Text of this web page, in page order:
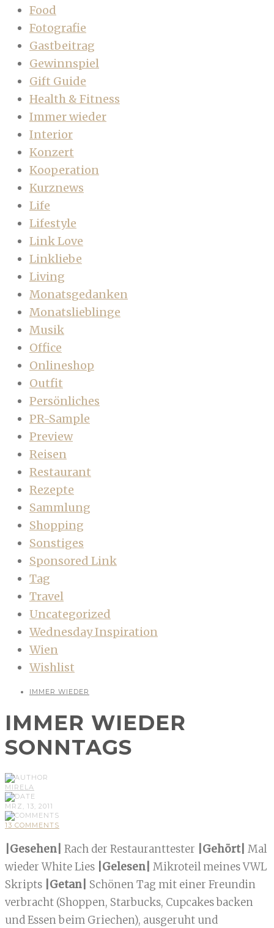
Food
Fotografie
Gastbeitrag
Gewinnspiel
Gift Guide
Health & Fitness
Immer wieder
Interior
Konzert
Kooperation
Kurznews
Life
Lifestyle
Link Love
Linkliebe
Living
Monatsgedanken
Monatslieblinge
Musik
Office
Onlineshop
Outfit
Persönliches
PR-Sample
Preview
Reisen
Restaurant
Rezepte
Sammlung
Shopping
Sonstiges
Sponsored Link
Tag
Travel
Uncategorized
Wednesday Inspiration
Wien
Wishlist
IMMER WIEDER
IMMER WIEDER
SONNTAGS
MIRELA
MRZ, 13, 2011
13 COMMENTS
|Gesehen| Rach der Restauranttester |Gehört| Mal
wieder White Lies |Gelesen| Mikroteil meines VWL
Skripts |Getan| Schönen Tag mit einer Freundin
verbracht (Shoppen, Starbucks, Cupcakes backen
und Essen beim Griechen), ausgeruht und